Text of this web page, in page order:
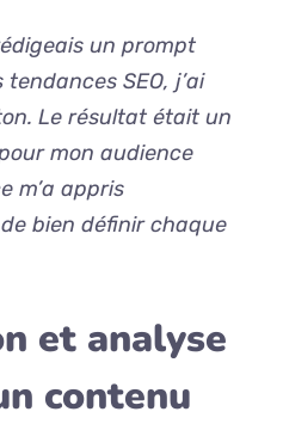
un prompt
SEO, j’ai
Le résultat était un
mon audience
m’a appris
bien définir chaque
et analyse
contenu